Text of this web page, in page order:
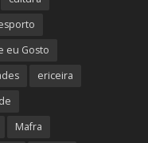
eu Gosto
ericeira
Mafra